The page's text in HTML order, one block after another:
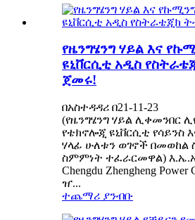
የዜንግሄንግ ሃይል እና
ዩኒቨርሲቲ አዲስ
ጀመሩ!
በአስተዳዳሪ በ21-11-23
(የዜንግሄንግ ሃይል ሊቀመንበር
የቴክኖሎጂ ዩኒቨርሲቲ የሳይንስ
ሃላፊ ሁለቱን ወገኖች በመወከል
ስምምነት ተፈራርመዋል) እ.ኤ.አ.
Chengdu Zhengheng
ዠ...
ተጨማሪ ያንብቡ